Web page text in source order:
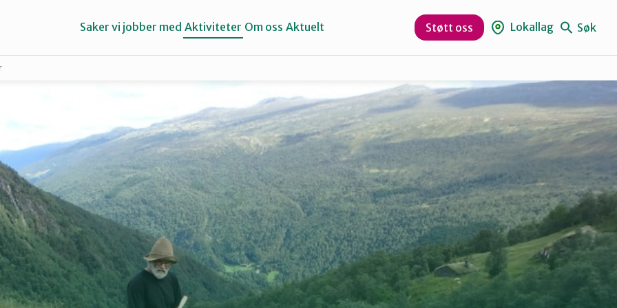
Kristiansund og Averøy
Ørsta og Volda Rauma
Saker vi jobber med Aktiviteter Om oss Aktuelt Støtt oss Lokallag Søk